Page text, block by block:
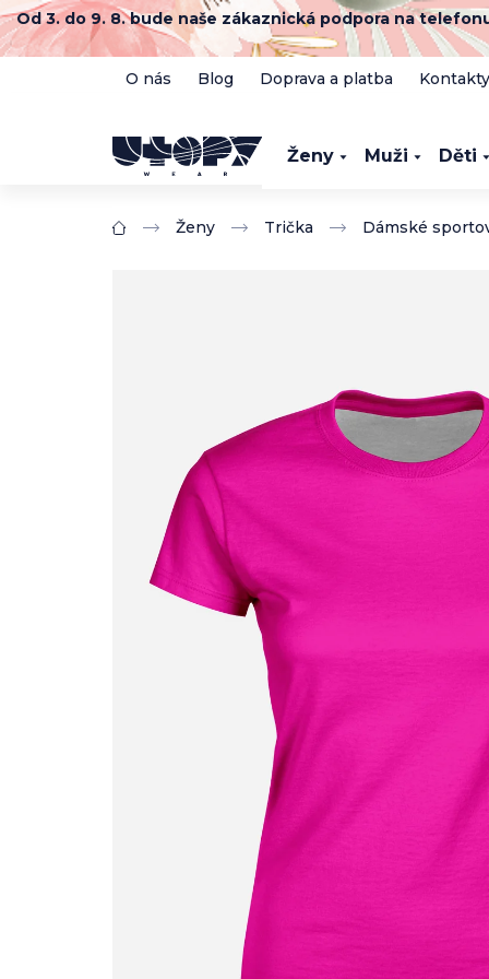
Přejít
na
obsah
Od 3. do 9. 8. bude naše zákaznická podpora na
O nás Blog Doprava a platba Kontakty
Ženy Muži Děti
Domů Ženy Trička Dámské